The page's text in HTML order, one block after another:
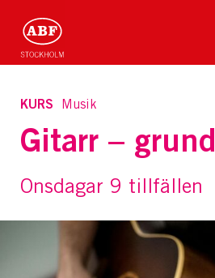
KURS Musik
Gitarr – grund
Onsdagar 9 tillfällen